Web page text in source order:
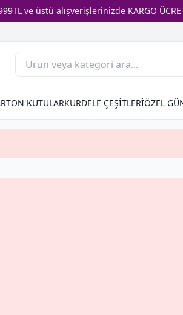
ve üstü alışverişlerinizde KARGO
KUTULARKURDELE ÇEŞİTLERİÖZEL